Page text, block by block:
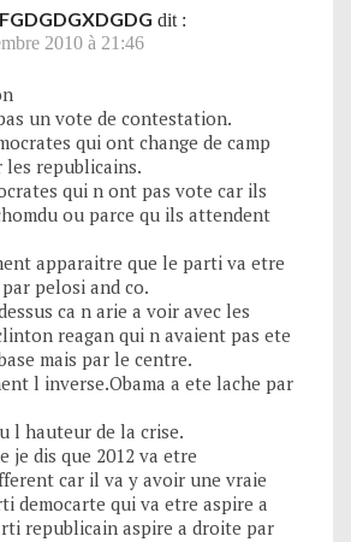
dit :
2010 à 21:46
un vote de contestation.
qui ont change de camp
republicains.
qui n ont pas vote car ils
ou parce qu ils attendent
apparaitre que le parti va etre
pelosi and co.
ca n arie a voir avec les
reagan qui n avaient pas ete
mais par le centre.
l inverse.Obama a ete lache par
l hauteur de la crise.
je dis que 2012 va etre
car il va y avoir une vraie
democarte qui va etre aspire a
republicain aspire a droite par